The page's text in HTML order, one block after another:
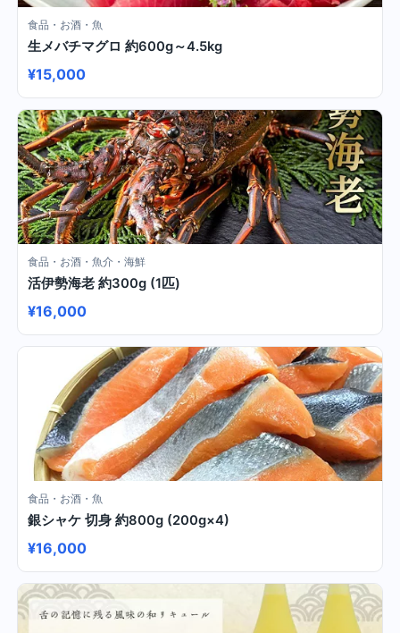
食品・お酒・魚
生メバチマグロ 約600g～4.5kg
¥15,000
食品・お酒・魚介・海鮮
活伊勢海老 約300g (1匹)
¥16,000
食品・お酒・魚
銀シャケ 切身 約800g (200g×4)
¥16,000